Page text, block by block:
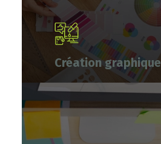
Création graphique